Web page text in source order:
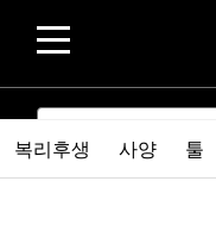
SEARCH
복리후생 사양 툴